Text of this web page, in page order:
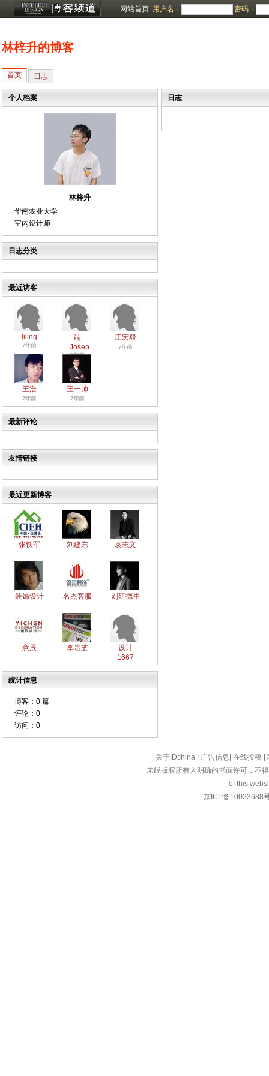
网站首页 用户名： 密码：
林梓升的博客
首页 日志
个人档案
林梓升
华南农业大学
室内设计师
日志分类
最近访客
liling
7年前
端
_Josep
7年前
庄宏毅
7年前
王浩
7年前
王一帅
7年前
最新评论
友情链接
最近更新博客
张铁军 刘建东 袁志文
装饰设计 名杰客服 刘研德生
意辰 李贵芝
设计
1667
统计信息
博客： 0 篇
评论： 0
访问： 0
日志
关于IDchina 广告信息 在线投稿
未经版权所有人明确的书面许可，不
of this
京ICP备10023688